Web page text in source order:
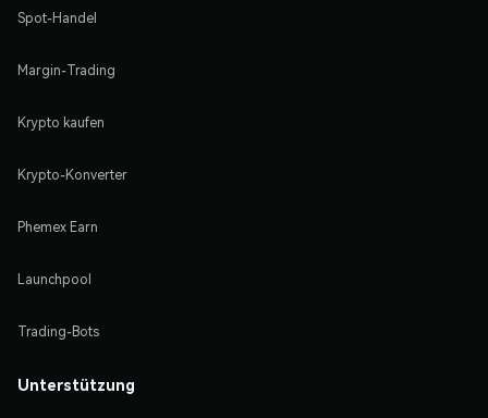
Spot-Handel
Margin-Trading
Krypto kaufen
Krypto-Konverter
Phemex Earn
Launchpool
Trading-Bots
Unterstützung